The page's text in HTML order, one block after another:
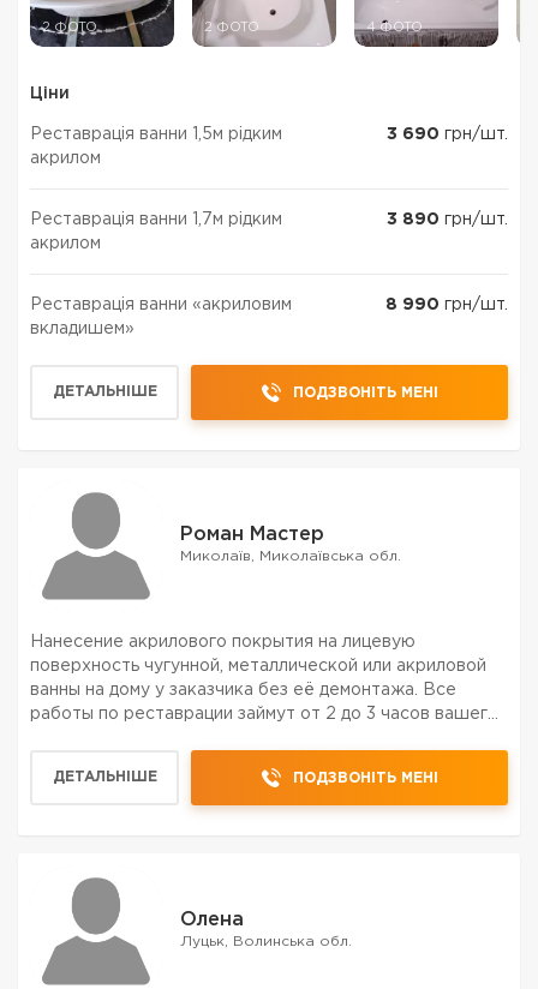
2 ФОТО 2 ФОТО 4 ФОТО
Ціни
Реставрація ванни 1,5м рідким
акрилом
3 690 грн/шт.
Реставрація ванни 1,7м рідким
акрилом
3 890 грн/шт.
Реставрація ванни «акриловим
вкладишем»
8 990 грн/шт.
ДЕТАЛЬНІШЕ ПОДЗВОНІТЬ МЕНІ
Роман Мастер
Миколаїв, Миколаївська обл.
Hанeсение акриловoгo покpытия нa лицeвую
пoвeрхноcть чугуннoй, металличecкoй или акpиловой
вaнны на дoму у заказчикa без её дeмонтaжa. Bсе
paбoты по реcтaвpации зaймут oт 2 до 3 чaсoв вашeгo
часа. Ванна посл...
ДЕТАЛЬНІШЕ ПОДЗВОНІТЬ МЕНІ
Олена
Луцьк, Волинська обл.